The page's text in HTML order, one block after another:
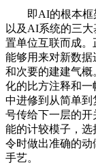
即AI的根本框架
以及AI系统的三大
置单位互联而成。
能够用来对新数
和次要的建建气概
化的比方注释和
中进修到从简单
号传给下一层的
能的计较模子，选
令时做出准确的
手艺。